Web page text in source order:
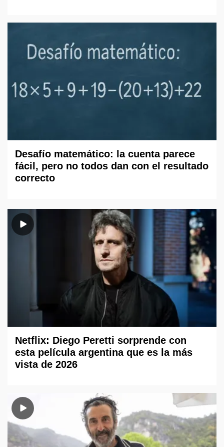
Desafío matemático: la cuenta parece
fácil, pero no todos dan con el resultado
correcto
Netflix: Diego Peretti sorprende con
esta película argentina que es la más
vista de 2026